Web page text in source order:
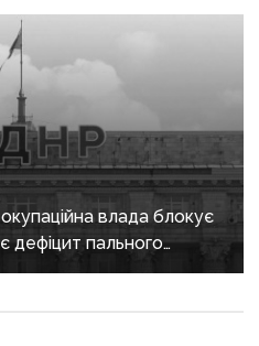
влада блокує
дефіцит пального